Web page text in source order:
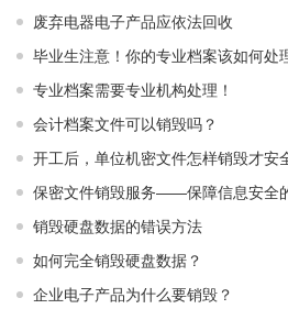
废弃电器电子产品应依法回收
毕业生注意！你的专业档案该如何处
专业档案需要专业机构处理！
会计档案文件可以销毁吗？
开工后，单位机密文件怎样销毁才安
保密文件销毁服务——保障信息安全
销毁硬盘数据的错误方法
如何完全销毁硬盘数据？
企业电子产品为什么要销毁？